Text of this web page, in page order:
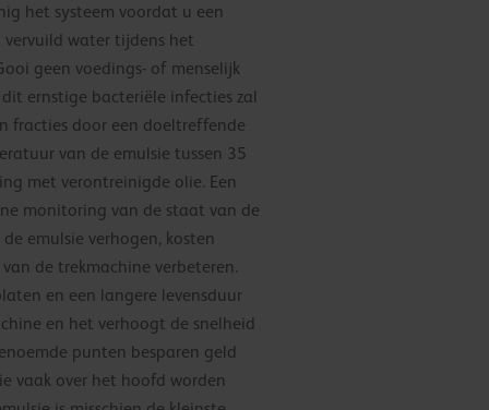
het systeem voordat u een
vervuild water tijdens het
geen voedings- of menselijk
ernstige bacteriële infecties zal
fracties door een doeltreffende
van de emulsie tussen 35
met verontreinigde olie. Een
monitoring van de staat van de
emulsie verhogen, kosten
de trekmachine verbeteren.
en een langere levensduur
en het verhoogt de snelheid
punten besparen geld
vaak over het hoofd worden